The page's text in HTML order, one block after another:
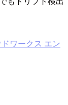
ワークス エン